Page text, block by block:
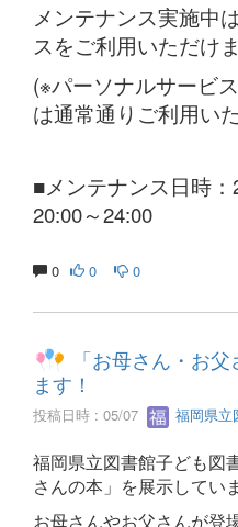
メンテナンス実施中
スをご利用いただけま
(※パーソナルサービ
は通常通りご利用い
■メンテナンス日時：
20:00～24:00
0 0 0
「お母さん・お
ます！
投稿日時 : 05/07 福岡県立
福岡県立図書館子ども図
さんの本」を展示してい
お母さんやお父さんが登